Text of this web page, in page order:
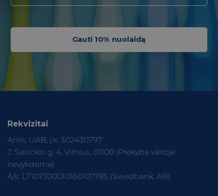
Gauti 10% nuolaidą
Rekvizitai
Arilis, UAB, į.k. 302430797
J. Savickio g. 4, Vilnius, 01108 (Prekyba vietoje
nevykdoma)
A/s: LT107300010160107785 (Swedbank, AB)